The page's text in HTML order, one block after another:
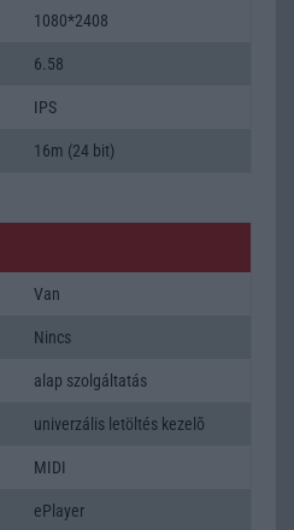
1080*2408
6.58
IPS
16m (24 bit)
Van
Nincs
alap szolgáltatás
univerzális letöltés kezelõ
MIDI
ePlayer